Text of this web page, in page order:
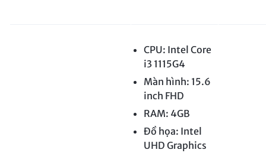
CPU: Intel Core
i3 1115G4
Màn hình: 15.6
inch FHD
RAM: 4GB
Đồ họa: Intel
UHD Graphics